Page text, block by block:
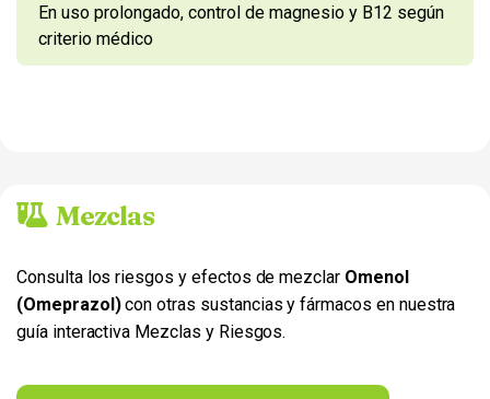
En uso prolongado, control de magnesio y B12 según
criterio médico
Mezclas
Consulta los riesgos y efectos de mezclar Omenol
(Omeprazol)con otras sustancias y fármacos en nuestra
guía interactiva Mezclas y Riesgos.